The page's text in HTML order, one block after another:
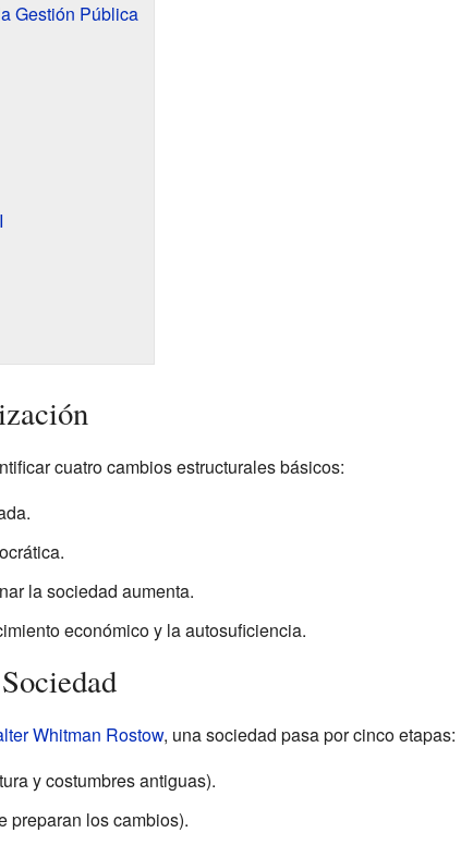
Gestión Pública
cuatro cambios estructurales básicos:
la sociedad aumenta.
económico y la autosuficiencia.
Whitman Rostow, una sociedad pasa por cinco etapas:
y costumbres antiguas).
preparan los cambios).